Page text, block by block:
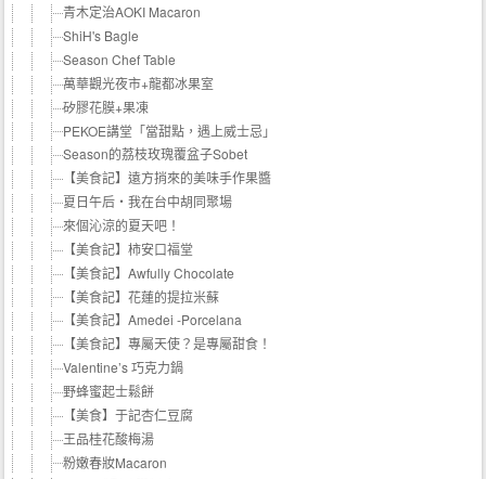
青木定治AOKI Macaron
ShiH's Bagle
Season Chef Table
萬華觀光夜市+龍都冰果室
矽膠花膜+果凍
PEKOE講堂「當甜點，遇上威士忌」
Season的荔枝玫瑰覆盆子Sobet
【美食記】遠方捎來的美味手作果醬
夏日午后‧我在台中胡同聚場
來個沁涼的夏天吧！
【美食記】柿安口福堂
【美食記】Awfully Chocolate
【美食記】花蓮的提拉米蘇
【美食記】Amedei -Porcelana
【美食記】專屬天使？是專屬甜食！
Valentine’s 巧克力鍋
野蜂蜜起士鬆餅
【美食】于記杏仁豆腐
王品桂花酸梅湯
粉嫩春妝Macaron